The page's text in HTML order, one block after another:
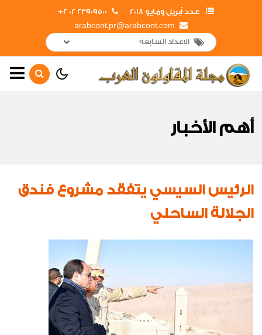
عدد أبريل ومايو 2018
23909500 02 2+
arabcont.pr@arabcont.com
تعاقدات جديدة
افتتاحات
أخبار متنوعة
أخبار من هنا وهناك
شهادات الأيزو
أهم الأخبار
الرئيس السيسي يتفقد مشروع فندق
الجلالة الساحلي